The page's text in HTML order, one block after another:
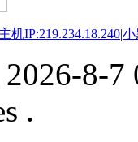
机IP:219.234.18.240|小
8-7
.